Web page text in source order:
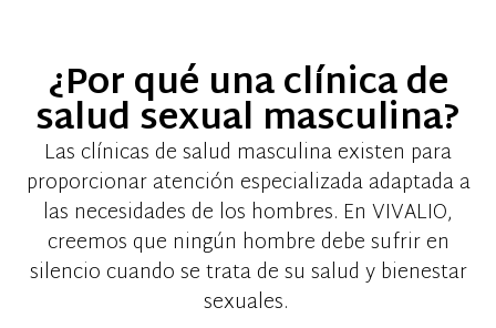
¿Por qué una clínica de
salud sexual masculina?
Las clínicas de salud masculina existen para
proporcionar atención especializada adaptada a
las necesidades de los hombres. En VIVALIO,
creemos que ningún hombre debe sufrir en
silencio cuando se trata de su salud y bienestar
sexuales.